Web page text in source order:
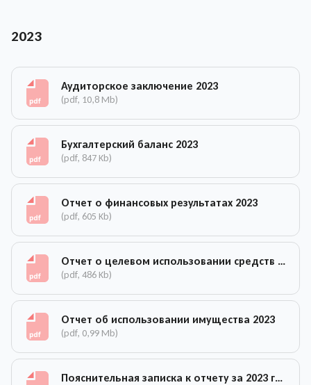
2023
Аудиторское заключение 2023
(pdf, 10,8 Mb)
Бухгалтерский баланс 2023
(pdf, 847 Kb)
Отчет о финансовых результатах 2023
(pdf, 605 Kb)
Отчет о целевом использовании средств 2023
(pdf, 486 Kb)
Отчет об использовании имущества 2023
(pdf, 0,99 Mb)
Пояснительная записка к отчету за 2023 год